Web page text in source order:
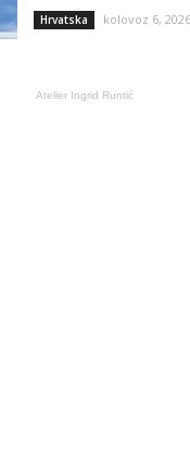
Hrvatska kolovoz 6, 2026
Atelier Ingrid Runtić